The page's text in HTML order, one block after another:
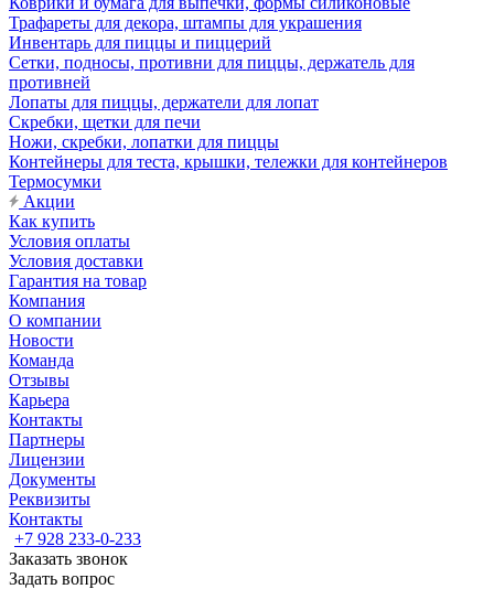
Трафареты для декора, штампы для украшения
Инвентарь для пиццы и пиццерий
Сетки, подносы, противни для пиццы, держатель для
противней
Лопаты для пиццы, держатели для лопат
Скребки, щетки для печи
Ножи, скребки, лопатки для пиццы
Контейнеры для теста, крышки, тележки для контейнеров
Термосумки
Акции
Как купить
Условия оплаты
Условия доставки
Гарантия на товар
Компания
О компании
Новости
Команда
Отзывы
Карьера
Контакты
Партнеры
Лицензии
Документы
Реквизиты
Контакты
+7 928 233-0-233
Заказать звонок
Задать вопрос